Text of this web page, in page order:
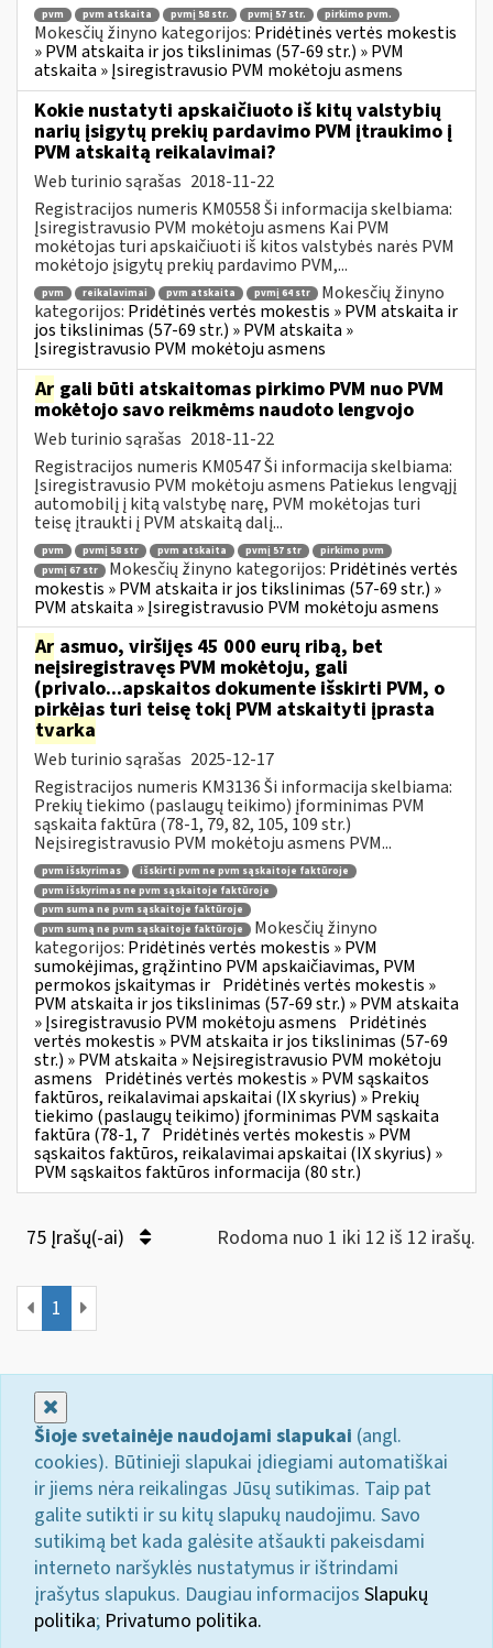
pvm pvm atskaita pvmį 58 str. pvmį 57 str. pirkimo pvm.
Mokesčių žinyno kategorijos: Pridėtinės vertės mokestis
» PVM atskaita ir jos tikslinimas (57-69 str.) » PVM
atskaita » Įsiregistravusio PVM mokėtoju asmens
Kokie nustatyti apskaičiuoto iš kitų valstybių
narių įsigytų prekių pardavimo PVM įtraukimo į
PVM atskaitą reikalavimai?
Web turinio sąrašas 2018-11-22
Registracijos numeris KM0558 Ši informacija skelbiama:
Įsiregistravusio PVM mokėtoju asmens Kai PVM
mokėtojas turi apskaičiuoti iš kitos valstybės narės PVM
mokėtojo įsigytų prekių pardavimo PVM,...
pvm reikalavimai pvm atskaita pvmį 64 str
Mokesčių žinyno
kategorijos: Pridėtinės vertės mokestis » PVM atskaita ir
jos tikslinimas (57-69 str.) » PVM atskaita »
Įsiregistravusio PVM mokėtoju asmens
Ar gali būti atskaitomas pirkimo PVM nuo PVM
mokėtojo savo reikmėms naudoto lengvojo
Web turinio sąrašas 2018-11-22
Registracijos numeris KM0547 Ši informacija skelbiama:
Įsiregistravusio PVM mokėtoju asmens Patiekus lengvąjį
automobilį į kitą valstybę narę, PVM mokėtojas turi
teisę įtraukti į PVM atskaitą dalį...
pvm pvmį 58 str pvm atskaita pvmį 57 str
pirkimo pvm
pvmį 67 str
Mokesčių žinyno kategorijos: Pridėtinės vertės
mokestis » PVM atskaita ir jos tikslinimas (57-69 str.) »
PVM atskaita » Įsiregistravusio PVM mokėtoju asmens
Ar asmuo, viršijęs 45 000 eurų ribą, bet
neįsiregistravęs PVM mokėtoju, gali
(privalo...apskaitos dokumente išskirti PVM, o
pirkėjas turi teisę tokį PVM atskaityti įprasta
tvarka
Web turinio sąrašas 2025-12-17
Registracijos numeris KM3136 Ši informacija skelbiama:
Prekių tiekimo (paslaugų teikimo) įforminimas PVM
sąskaita faktūra (78-1, 79, 82, 105, 109 str.)
Neįsiregistravusio PVM mokėtoju asmens PVM...
pvm išskyrimas
išskirti pvm ne pvm sąskaitoje faktūroje
pvm išskyrimas ne pvm sąskaitoje faktūroje
pvm suma ne pvm sąskaitoje faktūroje
pvm sumą ne pvm sąskaitoje faktūroje
Mokesčių žinyno
kategorijos: Pridėtinės vertės mokestis » PVM
sumokėjimas, grąžintino PVM apskaičiavimas, PVM
permokos įskaitymas ir Pridėtinės vertės mokestis »
PVM atskaita ir jos tikslinimas (57-69 str.) » PVM atskaita
» Įsiregistravusio PVM mokėtoju asmens Pridėtinės
vertės mokestis » PVM atskaita ir jos tikslinimas (57-69
str.) » PVM atskaita » Neįsiregistravusio PVM mokėtoju
asmens Pridėtinės vertės mokestis » PVM sąskaitos
faktūros, reikalavimai apskaitai (IX skyrius) » Prekių
tiekimo (paslaugų teikimo) įforminimas PVM sąskaita
faktūra (78-1, 7 Pridėtinės vertės mokestis » PVM
sąskaitos faktūros, reikalavimai apskaitai (IX skyrius) »
PVM sąskaitos faktūros informacija (80 str.)
75 Įrašų(-ai) Rodoma nuo 1 iki 12 iš 12 irašų.
1
Šioje svetainėje naudojami slapukai (angl.
cookies). Būtinieji slapukai įdiegiami automatiškai
ir jiems nėra reikalingas Jūsų sutikimas. Taip pat
galite sutikti ir su kitų slapukų naudojimu. Savo
sutikimą bet kada galėsite atšaukti pakeisdami
interneto naršyklės nustatymus ir ištrindami
įrašytus slapukus. Daugiau informacijos Slapukų
politika; Privatumo politika.